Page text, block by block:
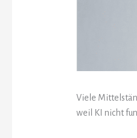
Viele
weil KI nicht